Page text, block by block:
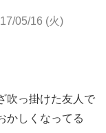
05/16 (火)
吹っ掛けた友人で
かしくなってる